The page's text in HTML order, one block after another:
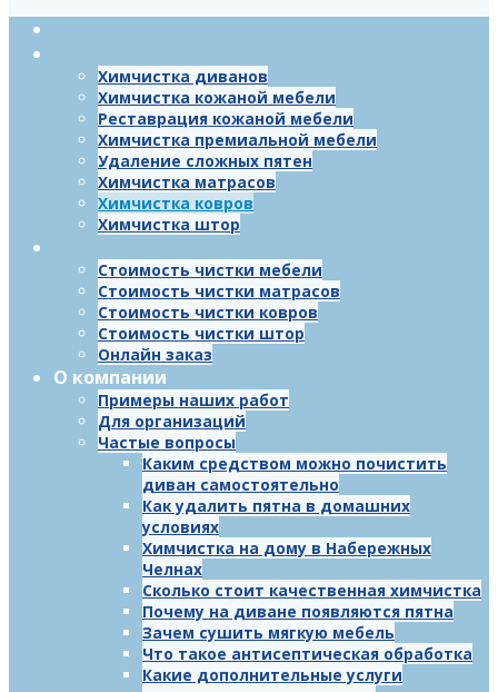
Химчистка диванов
Химчистка кожаной мебели
Реставрация кожаной мебели
Химчистка премиальной мебели
Удаление сложных пятен
Химчистка матрасов
Химчистка ковров
Химчистка штор
Стоимость чистки мебели
Стоимость чистки матрасов
Стоимость чистки ковров
Стоимость чистки штор
Онлайн заказ
О компании
Примеры наших работ
Для организаций
Частые вопросы
Каким средством можно почистить
диван самостоятельно
Как удалить пятна в домашних
условиях
Химчистка на дому в Набережных
Челнах
Сколько стоит качественная химчистка
Почему на диване появляются пятна
Зачем сушить мягкую мебель
Что такое антисептическая обработка
Какие дополнительные услуги